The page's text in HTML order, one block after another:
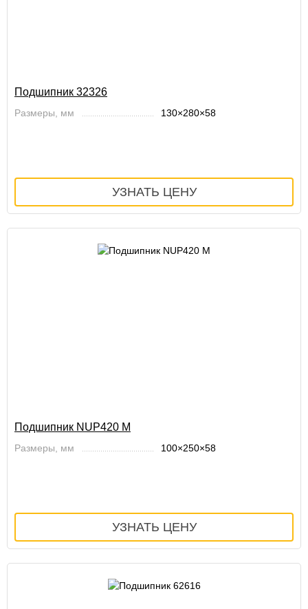
Подшипник 32326
Размеры, мм 130×280×58
Подшипник NUP420 M
Размеры, мм 100×250×58